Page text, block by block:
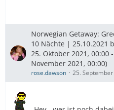
Angela
Norwegian Getaway:
10 Nächte | 25.10.2021
25. Oktober 2021, 00:00
November 2021, 00:00)
rose.dawson 25.